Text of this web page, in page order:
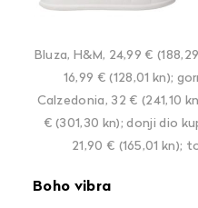
Bluza, H&M, 24,99 €
16,99 € (128,01 kn);
Calzedonia, 32 € (241,10
€ (301,30 kn); donji dio
21,90 € (165,01 kn);
Boho vibra